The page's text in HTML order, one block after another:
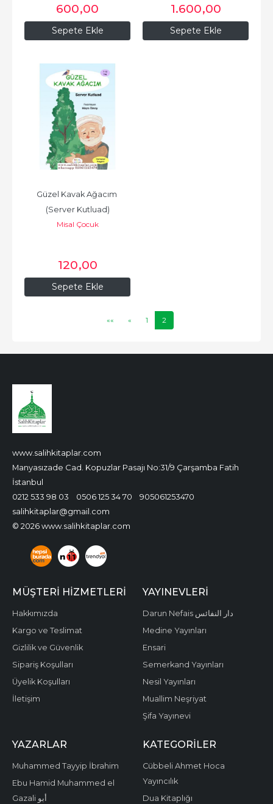
Sepete Ekle
600,00
Sepete Ekle
1.600,00
Sepete Ekle
Güzel Kavak Ağacım
(Server Kutluad)
Misal Çocuk
120,00
«« « 1 2
www.salihkitaplar.com
Manyasızade Cad. Kopuzlar Pasajı No:31/9 Çarşamba Fatih
İstanbul
0212 533 98 03
0506 125 34 70
905061253470
salihkitaplar@gmail.com
© 2026 www.salihkitaplar.com
MÜŞTERI HIZMETLERI
Hakkımızda
Kargo ve Teslimat
Gizlilik ve Güvenlik
Sipariş Koşulları
Üyelik Koşulları
İletişim
YAYINEVLERI
Darun Nefais دار النفائس
Medine Yayınları
Ensari
Semerkand Yayınları
Nesil Yayınları
Muallim Neşriyat
Şifa Yayınevi
YAZARLAR
Muhammed Tayyip İbrahim
Ebu Hamid Muhammed el
Gazali أبو
KATEGORILER
Cübbeli Ahmet Hoca
Yayıncılık
Dua Kitaplığı